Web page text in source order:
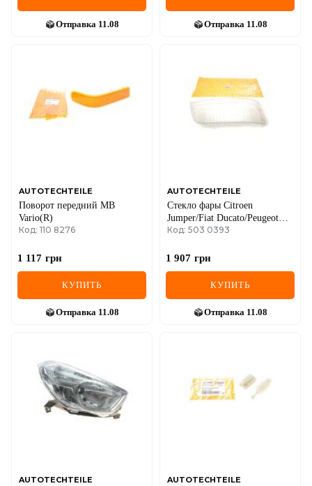
Отправка 11.08 Отправка 11.08
AUTOTECHTEILE
Поворот передний MB
Vario(R)
Код: 110 8276
1 117 грн
КУПИТЬ
Отправка 11.08
AUTOTECHTEILE
Стекло фары Citroen
Jumper/Fiat Ducato/Peugeot
Boxer 02-06(R)
Код: 503 0393
1 907 грн
КУПИТЬ
Отправка 11.08
AUTOTECHTEILE AUTOTECHTEILE